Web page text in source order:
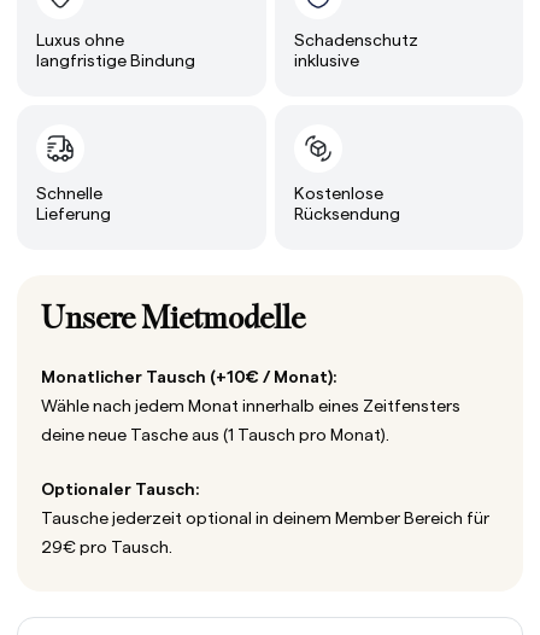
Luxus ohne
langfristige Bindung
Schadenschutz
inklusive
Schnelle
Lieferung
Kostenlose
Rücksendung
Unsere Mietmodelle
Monatlicher Tausch (+10€ / Monat):
Wähle nach jedem Monat innerhalb eines Zeitfensters
deine neue Tasche aus (1 Tausch pro Monat).
Optionaler Tausch:
Tausche jederzeit optional in deinem Member Bereich für
29€ pro Tausch.